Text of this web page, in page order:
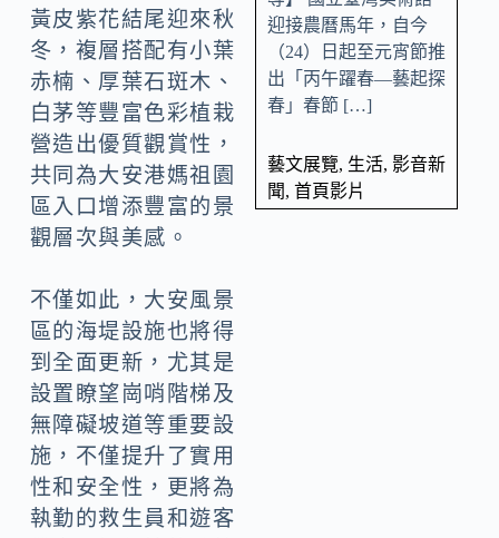
黃皮紫花結尾迎來秋
冬，複層搭配有小葉
赤楠、厚葉石斑木、
白茅等豐富色彩植栽
營造出優質觀賞性，
共同為大安港媽祖園
區入口增添豐富的景
觀層次與美感。
不僅如此，大安風景
區的海堤設施也將得
到全面更新，尤其是
設置瞭望崗哨階梯及
無障礙坡道等重要設
施，不僅提升了實用
性和安全性，更將為
執勤的救生員和遊客
迎接農曆馬年，自今
（24）日起至元宵節推
出「丙午躍春—藝起探
春」春節 […]
藝文展覽, 生活, 影音新
聞, 首頁影片